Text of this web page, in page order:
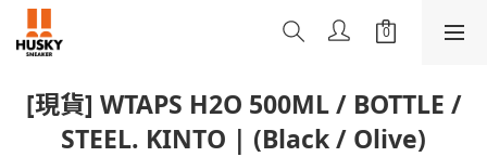
[現貨] WTAPS H2O 500ML / BOTTLE /
STEEL. KINTO | (Black / Olive)